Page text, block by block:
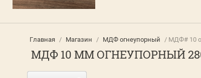
Главная / Магазин / МДФ огнеупорный / МДФ# 10
МДФ 10 ММ ОГНЕУПОРНЫЙ